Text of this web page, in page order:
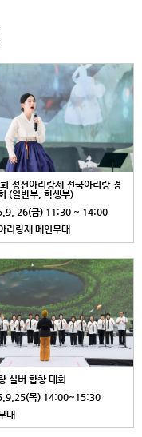
정선아리랑제 전국아리랑 경
(일반부, 학생부)
26(금) 11:30 ~ 14:00
리랑제 메인무대
실버 합창 대회
목) 14:00~15:30
대